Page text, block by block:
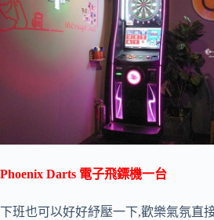
Phoenix Darts 電子飛鏢機一台
下班也可以好好紓壓一下,歡樂氣氛直